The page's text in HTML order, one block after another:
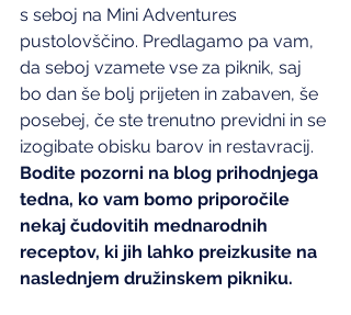
s seboj na Mini Adventures
pustolovščino. Predlagamo pa vam,
da seboj vzamete vse za piknik, saj
bo dan še bolj prijeten in zabaven, še
posebej, če ste trenutno previdni in se
izogibate obisku barov in restavracij.
Bodite pozorni na blog prihodnjega
tedna, ko vam bomo priporočile
nekaj čudovitih mednarodnih
receptov, ki jih lahko preizkusite na
naslednjem družinskem pikniku.